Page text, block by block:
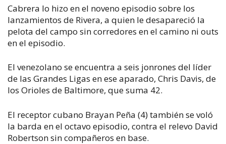
Cabrera lo hizo en el noveno episodio sobre los
lanzamientos de Rivera, a quien le desapareció la
pelota del campo sin corredores en el camino ni outs
en el episodio.
El venezolano se encuentra a seis jonrones del líder
de las Grandes Ligas en ese aparado, Chris Davis, de
los Orioles de Baltimore, que suma 42.
El receptor cubano Brayan Peña (4) también se voló
la barda en el octavo episodio, contra el relevo David
Robertson sin compañeros en base.